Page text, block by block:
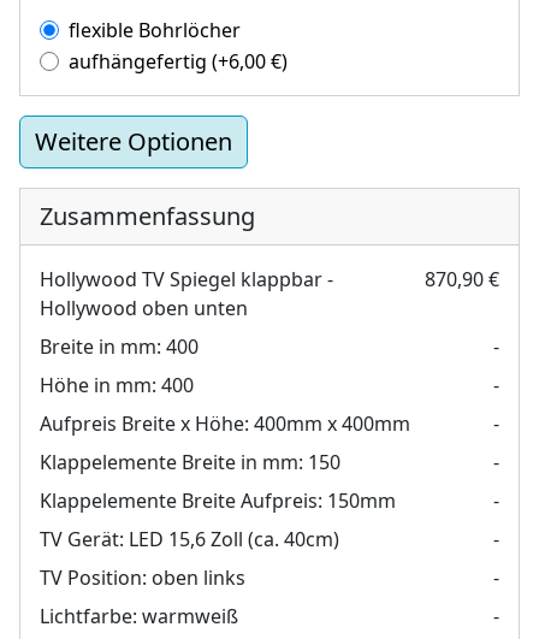
flexible Bohrlöcher
aufhängefertig (+6,00€)
Weitere Optionen
Zusammenfassung
Hollywood TV Spiegel klappbar -
Hollywood oben unten
870,90 €
Breite in mm: 400
-
Höhe in mm: 400
-
Aufpreis Breite x Höhe: 400mm x 400mm
-
Klappelemente Breite in mm: 150
-
Klappelemente Breite Aufpreis: 150mm
-
TV Gerät: LED 15,6 Zoll (ca. 40cm)
-
TV Position: oben links
-
Lichtfarbe: warmweiß
-